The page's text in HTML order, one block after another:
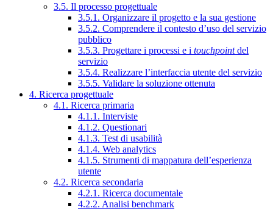
3.5. Il processo progettuale
3.5.1. Organizzare il progetto e la sua gestione
3.5.2. Comprendere il contesto d’uso del servizio
pubblico
3.5.3. Progettare i processi e i touchpointdel
servizio
3.5.4. Realizzare l’interfaccia utente del servizio
3.5.5. Validare la soluzione ottenuta
4. Ricerca progettuale
4.1. Ricerca primaria
4.1.1. Interviste
4.1.2. Questionari
4.1.3. Test di usabilità
4.1.4. Web analytics
4.1.5. Strumenti di mappatura dell’esperienza
utente
4.2. Ricerca secondaria
4.2.1. Ricerca documentale
4.2.2. Analisi benchmark